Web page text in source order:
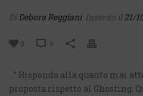
DiDebora Reggiani Inserito il21/
0 0
…” Rispondo alla quanto mai
proposta rispetto al Ghosting.